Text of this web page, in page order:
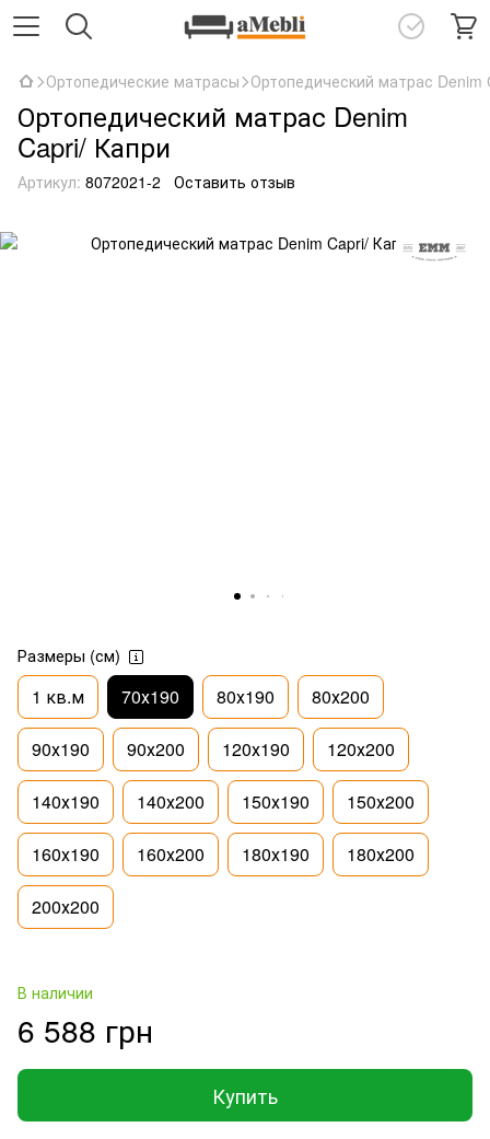
Ортопедические матрасы Ортопедический матрас Denim
Ортопедический матрас Denim
Capri/ Капри
Артикул: 8072021-2 Оставить отзыв
Размеры (см)
1 кв.м 70х190 80х190 80х200
90х190 90х200 120х190 120х200
140х190 140х200 150х190 150х200
160х190 160х200 180х190 180х200
200х200
В наличии
6 588 грн
Купить